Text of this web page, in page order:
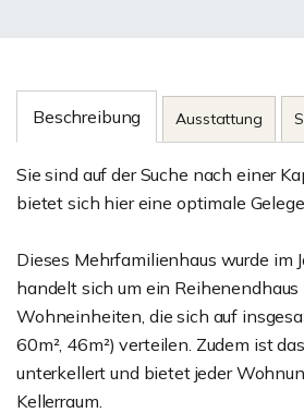
Beschreibung Ausstattung
Sie sind auf der Suche nach einer
bietet sich hier eine optimale
Dieses Mehrfamilienhaus wurde im
handelt sich um ein Reihenendhaus
Wohneinheiten, die sich auf
60m², 46m²) verteilen. Zudem ist
unterkellert und bietet jeder
Kellerraum.